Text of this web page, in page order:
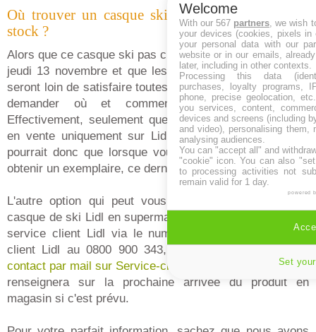
Où trouver un casque ski et snowboard Lidl en
stock ?
Alors que ce casque ski pas cher Lidl est à 24,99€ dès le
jeudi 13 novembre et que les quantités mises en place
seront loin de satisfaire toutes les demandes, on peut se
demander où et comment acheter ce produit.
Effectivement, seulement quelques casques seront mis
en vente uniquement sur Lidl.fr pour le moment. Il se
pourrait donc que lorsque vous irez sur Lidl.fr pour en
obtenir un exemplaire, ce dernier ne soit plus en stock.
L'autre option qui peut vous permettre de trouver un
casque de ski Lidl en supermarché, c'est de contacter le
service client Lidl via le numéro de téléphone service
client Lidl au 0800 900 343, soit via leformulaire de
contact par mail sur Service-client.lidl.fr.
L'enseigne vous
renseignera sur la prochaine arrivée du produit en
magasin si c'est prévu.
Welcome
With our 567 partners, we wish
your devices (cookies, pixels
your personal data with our
website or in our emails,
later, including in other contexts.
Processing this data
purchases, loyalty programs,
phone, precise geolocation,
you services, content,
devices and screens (including
and video), personalising them,
analysing audiences.
You can "accept all" and
"cookie" icon. You can also
to processing activities not
remain valid for 1 day.
powered
Set